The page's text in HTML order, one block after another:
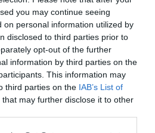
you may continue seeing
on personal information utilized by
disclosed to third parties prior to
opt-out of the further
information by third parties on the
This information may
third parties on the IAB’s List of
that may further disclose it to other
όρων για την
του Ορμούζ φέρονται
και το Ομάν, σύμφωνα με
τα τηλεοπτικά
«Al A...
Πλανήτης